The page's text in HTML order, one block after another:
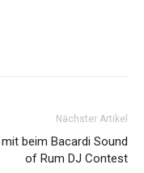
Nächster Artikel
beim Bacardi Sound
of Rum DJ Contest